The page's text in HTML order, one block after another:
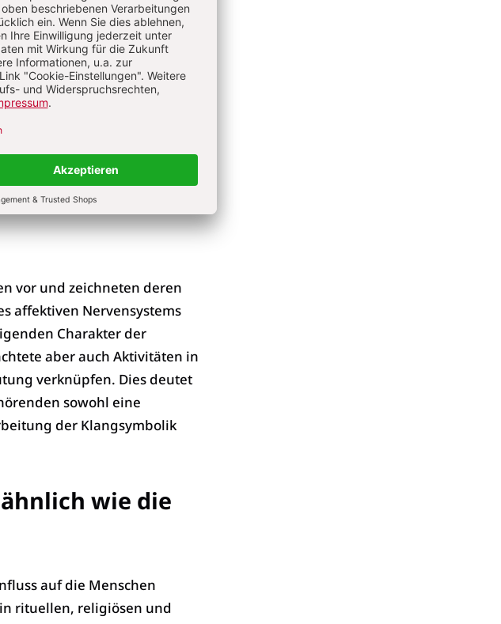
empfunden. Sie
als menschliche Stimme
Geräusche
mit der Tradition vieler
einzufangen. Die
erklärt
und
vor und zeichneten deren
affektiven Nervensystems
Charakter der
aber auch Aktivitäten in
verknüpfen. Dies deutet
sowohl eine
der Klangsymbolik
wie die
auf die Menschen
rituellen, religiösen und